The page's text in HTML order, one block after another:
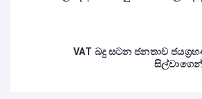
VAT බදු සටන ජනතාව